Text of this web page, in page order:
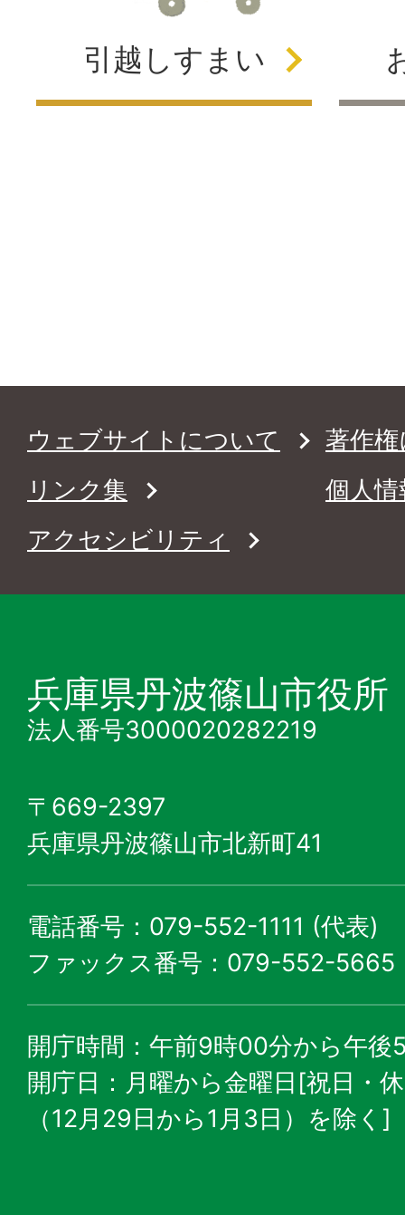
引越しすまい
ウェブサイトについて
著作
リンク集
個人
アクセシビリティ
兵庫県丹波篠山市役所
法人番号3000020282219
〒669-2397
兵庫県丹波篠山市北新町41
電話番号：079-552-1111 (代表)
ファックス番号：079-552-5665
開庁時間：午前9時00分から午後
開庁日：月曜から金曜日[祝日・
（12月29日から1月3日）を除く]